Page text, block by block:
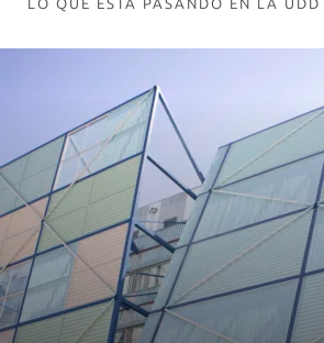
LO QUE ESTÁ PASANDO EN LA UDD